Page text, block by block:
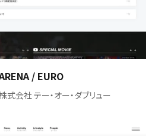
/ EURO
会社 テー・オー・ダブリュー